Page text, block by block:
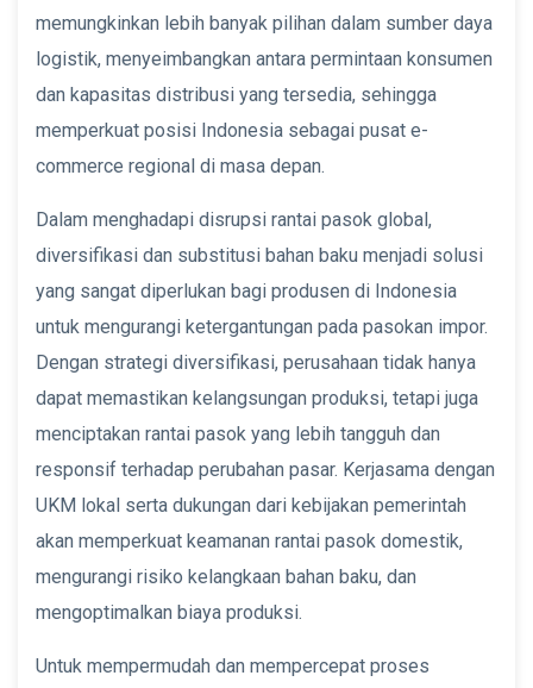
memungkinkan lebih banyak pilihan dalam sumber daya
logistik, menyeimbangkan antara permintaan konsumen
dan kapasitas distribusi yang tersedia, sehingga
memperkuat posisi Indonesia sebagai pusat e-
commerce regional di masa depan.
Dalam menghadapi disrupsi rantai pasok global,
diversifikasi dan substitusi bahan baku menjadi solusi
yang sangat diperlukan bagi produsen di Indonesia
untuk mengurangi ketergantungan pada pasokan impor.
Dengan strategi diversifikasi, perusahaan tidak hanya
dapat memastikan kelangsungan produksi, tetapi juga
menciptakan rantai pasok yang lebih tangguh dan
responsif terhadap perubahan pasar. Kerjasama dengan
UKM lokal serta dukungan dari kebijakan pemerintah
akan memperkuat keamanan rantai pasok domestik,
mengurangi risiko kelangkaan bahan baku, dan
mengoptimalkan biaya produksi.
Untuk mempermudah dan mempercepat proses